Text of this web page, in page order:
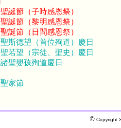
聖誕節（子時感恩祭）
聖誕節（黎明感恩祭）
聖誕節（日間感恩祭）
聖斯德望（首位殉道）慶日
聖若望（宗徒、聖史）慶日
諸聖嬰孩殉道慶日
聖家節
© Copyright